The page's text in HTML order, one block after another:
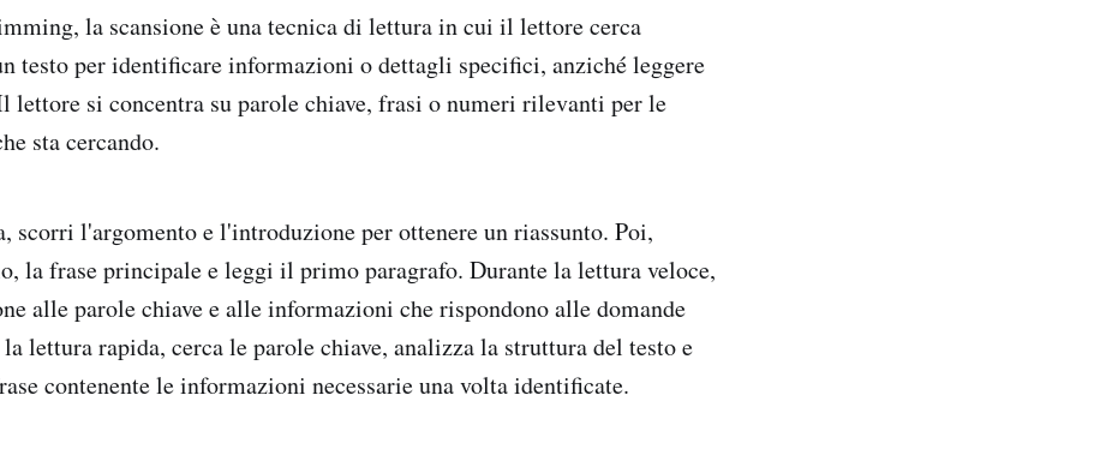
la scansione è una tecnica di lettura in cui il lettore cerca
testo per identificare informazioni o dettagli specifici, anziché leggere
lettore si concentra su parole chiave, frasi o numeri rilevanti per le
sta cercando.
scorri l'argomento e l'introduzione per ottenere un riassunto. Poi,
la frase principale e leggi il primo paragrafo. Durante la lettura veloce,
alle parole chiave e alle informazioni che rispondono alle domande
lettura rapida, cerca le parole chiave, analizza la struttura del testo e
contenente le informazioni necessarie una volta identificate.